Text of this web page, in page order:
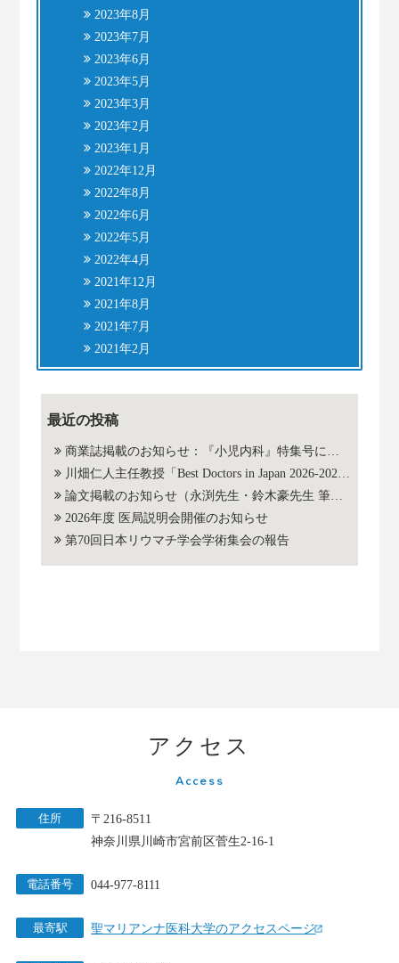
2023年8月
2023年7月
2023年6月
2023年5月
2023年3月
2023年2月
2023年1月
2022年12月
2022年8月
2022年6月
2022年5月
2022年4月
2021年12月
2021年8月
2021年7月
2021年2月
最近の投稿
商業誌掲載のお知らせ：『小児内科』特集号に当科スタッフの座談会・総論が掲載されました
川畑仁人主任教授「Best Doctors in Japan 2026-2027」選出のご報告
論文掲載のお知らせ（永渕先生・鈴木豪先生 筆頭著者）
2026年度 医局説明会開催のお知らせ
第70回日本リウマチ学会学術集会の報告
アクセス
Access
住所
〒216-8511
神奈川県川崎市宮前区菅生2-16-1
電話番号 044-977-8111
最寄駅 聖マリアンナ医科大学のアクセスページ